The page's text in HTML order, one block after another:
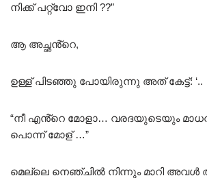
നിക്ക് പറ്റ്വോ ഇനി ??”
ആ അച്ഛൻ്റെ,
ഉള്ള് പിടഞ്ഞു പോയിരുന്നു അത് കേട്ട്: ‘..
“നീ എൻ്റെ മോളാ… വരദയുടെയും
പൊന്ന് മോള് …”
മെല്ലെ നെഞ്ചിൽ നിന്നും മാറി